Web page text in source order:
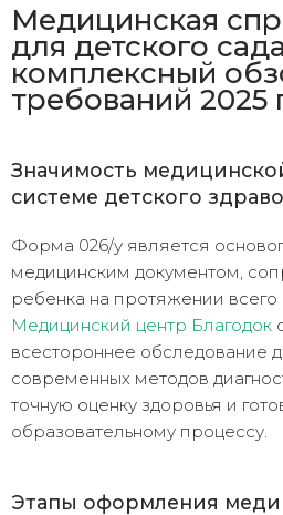
Медицинская
для детского
комплексный
требований 2025
Значимость
системе детского
Форма 026/у является
медицинским документом,
ребенка на протяжении
Медицинский центр Благодок
всестороннее обследование
современных методов
точную оценку здоровья и
образовательному процессу.
Этапы оформления